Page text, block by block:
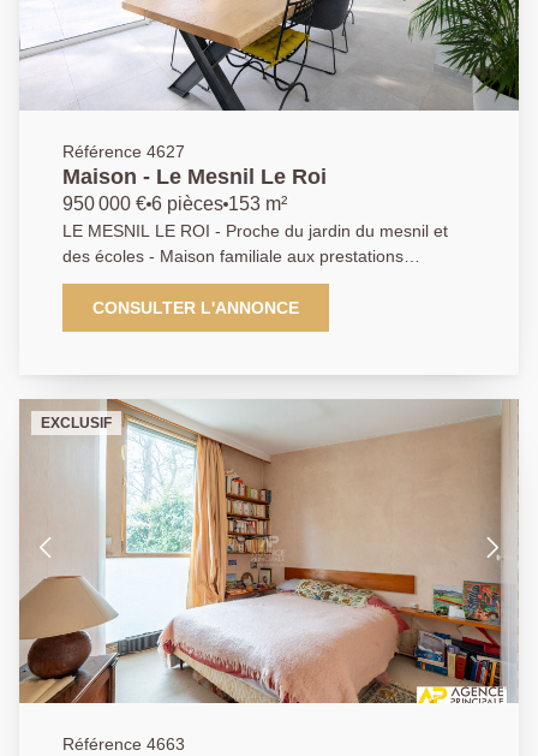
Référence 4627
Maison - Le Mesnil Le Roi
950 000 € 6 pièces 153 m²
LE MESNIL LE ROI - Proche du jardin du mesnil et
des écoles - Maison familiale aux prestations
modernes - Séjour double - Cuisine ouverte et
entièrement équipée - 5 Chambres dont une suite
parentale avec dressing un bureau - 2 Salle de bains -
Garage Edifiée sur un terrain de 400 m2 sans vis à vis
- AP 01.39.62.04.04
CONSULTER L'ANNONCE
EXCLUSIF
Référence 4663